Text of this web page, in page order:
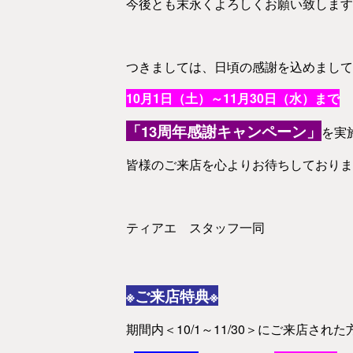
つきましては、日頃の感謝を込めまして
10月1日（土）～11月30日（水）まで
「13周年感謝キャンペーン」 を実
皆様のご来店を心よりお待ちしておりま
ティアエ スタッフ一同
※ご来店特典※
期間内＜10/1～11/30＞にご来店された